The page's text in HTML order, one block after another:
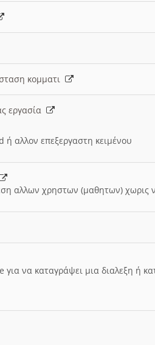
κομματι
εργασία
αλλον επεξεργαστη κειμένου
αλλων χρηστων (μαθητων)
να καταγράψει μια διαλεξη ή